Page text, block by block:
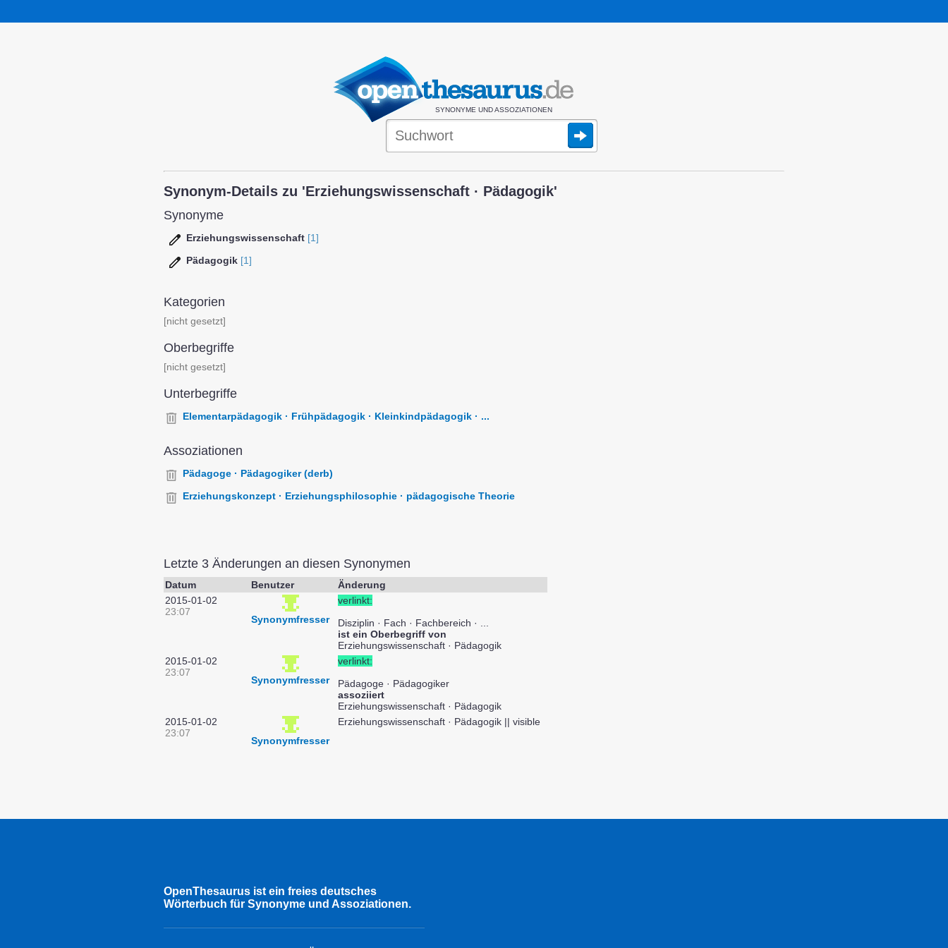
SYNONYME UND ASSOZIATIONEN
Synonym-Details zu 'Erziehungswissenschaft · Pädagogik'
Synonyme
Erziehungswissenschaft [1]
Pädagogik [1]
Kategorien
[nicht gesetzt]
Oberbegriffe
[nicht gesetzt]
Unterbegriffe
Elementarpädagogik · Frühpädagogik · Kleinkindpädagogik · ...
Assoziationen
Pädagoge · Pädagogiker (derb)
Erziehungskonzept · Erziehungsphilosophie · pädagogische Theorie
Letzte 3 Änderungen an diesen Synonymen
Datum Benutzer
Änderung
2015-01-02
23:07
Synonymfresser
verlinkt:
Disziplin · Fach · Fachbereich · ...
ist ein Oberbegriff von
Erziehungswissenschaft · Pädagogik
2015-01-02
23:07
Synonymfresser
verlinkt:
Pädagoge · Pädagogiker
assoziiert
Erziehungswissenschaft · Pädagogik
2015-01-02
23:07
Synonymfresser
Erziehungswissenschaft · Pädagogik || visible
OpenThesaurus ist ein freies deutsches
Wörterbuch für Synonyme und Assoziationen.